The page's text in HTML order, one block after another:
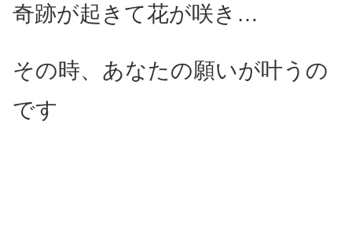
奇跡が起きて花が咲き…
その時、あなたの願いが叶うの
です